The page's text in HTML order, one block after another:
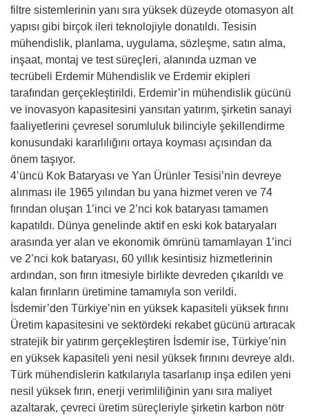
filtre sistemlerinin yanı sıra yüksek düzeyde otomasyon alt
yapısı gibi birçok ileri teknolojiyle donatıldı. Tesisin
mühendislik, planlama, uygulama, sözleşme, satın alma,
inşaat, montaj ve test süreçleri, alanında uzman ve
tecrübeli Erdemir Mühendislik ve Erdemir ekipleri
tarafından gerçekleştirildi. Erdemir’in mühendislik gücünü
ve inovasyon kapasitesini yansıtan yatırım, şirketin sanayi
faaliyetlerini çevresel sorumluluk bilinciyle şekillendirme
konusundaki kararlılığını ortaya koyması açısından da
önem taşıyor.
4’üncü Kok Bataryası ve Yan Ürünler Tesisi’nin devreye
alınması ile 1965 yılından bu yana hizmet veren ve 74
fırından oluşan 1’inci ve 2’nci kok bataryası tamamen
kapatıldı. Dünya genelinde aktif en eski kok bataryaları
arasında yer alan ve ekonomik ömrünü tamamlayan 1’inci
ve 2’nci kok bataryası, 60 yıllık kesintisiz hizmetlerinin
ardından, son fırın itmesiyle birlikte devreden çıkarıldı ve
kalan fırınların üretimine tamamıyla son verildi.
İsdemir’den Türkiye’nin en yüksek kapasiteli yüksek fırını
Üretim kapasitesini ve sektördeki rekabet gücünü artıracak
stratejik bir yatırım gerçekleştiren İsdemir ise, Türkiye’nin
en yüksek kapasiteli yeni nesil yüksek fırınını devreye aldı.
Türk mühendislerin katkılarıyla tasarlanıp inşa edilen yeni
nesil yüksek fırın, enerji verimliliğinin yanı sıra maliyet
azaltarak, çevreci üretim süreçleriyle şirketin karbon nötr